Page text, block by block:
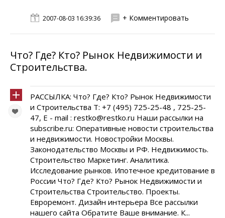
2007-08-03 16:39:36 + Комментировать
Что? Где? Кто? Рынок Недвижимости и
Строительства.
РАССЫЛКА: Что? Где? Кто? Рынок Недвижимости
и Строительства Т: +7 (495) 725-25-48 , 725-25-
47, E - mail : restko@restko.ru Наши рассылки на
subscribe.ru: Оперативные новости строительства
и недвижимости. Новостройки Москвы.
Законодательство Москвы и РФ. Недвижимость.
Строительство Маркетинг. Аналитика.
Исследование рынков. Ипотечное кредитование в
России Что? Где? Кто? Рынок Недвижимости и
Строительства Cтроительство. Проекты.
Евроремонт. Дизайн интерьера Все рассылки
нашего сайта Обратите Ваше внимание. К...